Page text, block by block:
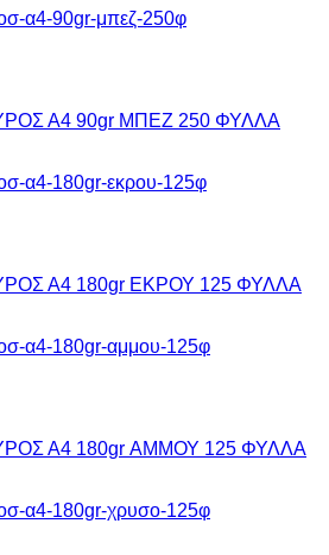
Α4 90gr ΜΠΕΖ 250 ΦΥΛΛΑ
Α4 180gr ΕΚΡΟΥ 125 ΦΥΛΛΑ
Α4 180gr ΑΜΜΟΥ 125 ΦΥΛΛΑ